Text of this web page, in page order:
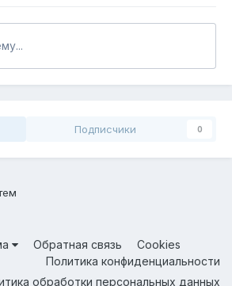
Подписчики 0
Обратная связь
Cookies
Политика конфиденциальности
обработки персональных данных